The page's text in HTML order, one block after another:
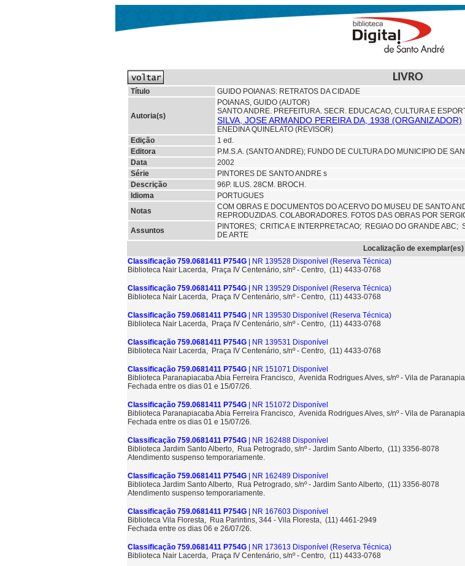
LIVRO
Título GUIDO POIANAS: RETRATOS DA CIDADE
Autoria(s)
POIANAS, GUIDO (AUTOR)
SANTO ANDRE. PREFEITURA. SECR. EDUCACAO, CULTURA E
SILVA, JOSE ARMANDO PEREIRA DA, 1938 (ORGANIZADOR)
ENEDINA QUINELATO (REVISOR)
Edição
1 ed.
Editora
P.M.S.A. (SANTO ANDRE); FUNDO DE CULTURA DO MUNICIPIO DE
Data
2002
Série
PINTORES DE SANTO ANDRE s
Descrição
96P. ILUS. 28CM. BROCH.
Idioma
PORTUGUES
Notas
COM OBRAS E DOCUMENTOS DO ACERVO DO MUSEU DE SANTO
REPRODUZIDAS. COLABORADORES. FOTOS DAS OBRAS POR
Assuntos
PINTORES; CRITICA E INTERPRETACAO; REGIAO DO GRANDE ABC;
DE ARTE
Localização de exemplar(es)
Classificação 759.0681411 P754G | NR 139528 Disponível (Reserva Técnica)
Biblioteca Nair Lacerda, Praça IV Centenário, s/nº - Centro, (11) 4433-0768
Classificação 759.0681411 P754G | NR 139529 Disponível (Reserva Técnica)
Biblioteca Nair Lacerda, Praça IV Centenário, s/nº - Centro, (11) 4433-0768
Classificação 759.0681411 P754G | NR 139530 Disponível (Reserva Técnica)
Biblioteca Nair Lacerda, Praça IV Centenário, s/nº - Centro, (11) 4433-0768
Classificação 759.0681411 P754G | NR 139531 Disponível
Biblioteca Nair Lacerda, Praça IV Centenário, s/nº - Centro, (11) 4433-0768
Classificação 759.0681411 P754G | NR 151071 Disponível
Biblioteca Paranapiacaba Abia Ferreira Francisco, Avenida Rodrigues Alves, s/nº - Vila de
Fechada entre os dias 01 e 15/07/26.
Classificação 759.0681411 P754G | NR 151072 Disponível
Biblioteca Paranapiacaba Abia Ferreira Francisco, Avenida Rodrigues Alves, s/nº - Vila de
Fechada entre os dias 01 e 15/07/26.
Classificação 759.0681411 P754G | NR 162488 Disponível
Biblioteca Jardim Santo Alberto, Rua Petrogrado, s/nº - Jardim Santo Alberto, (11) 3356-8078
Atendimento suspenso temporariamente.
Classificação 759.0681411 P754G | NR 162489 Disponível
Biblioteca Jardim Santo Alberto, Rua Petrogrado, s/nº - Jardim Santo Alberto, (11) 3356-8078
Atendimento suspenso temporariamente.
Classificação 759.0681411 P754G | NR 167603 Disponível
Biblioteca Vila Floresta, Rua Parintins, 344 - Vila Floresta, (11) 4461-2949
Fechada entre os dias 06 e 26/07/26.
Classificação 759.0681411 P754G | NR 173613 Disponível (Reserva Técnica)
Biblioteca Nair Lacerda, Praça IV Centenário, s/nº - Centro, (11) 4433-0768